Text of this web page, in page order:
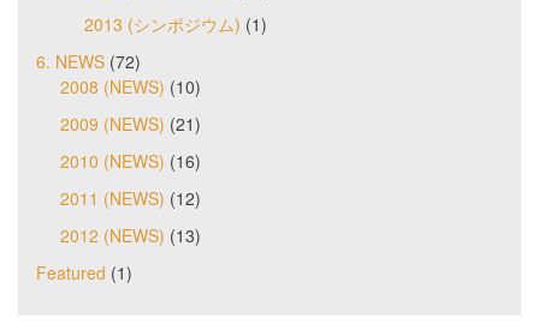
2013 (シンポジウム) (1)
6. NEWS (72)
2008 (NEWS) (10)
2009 (NEWS) (21)
2010 (NEWS) (16)
2011 (NEWS) (12)
2012 (NEWS) (13)
Featured (1)